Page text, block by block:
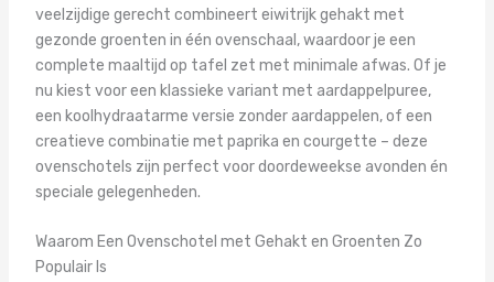
veelzijdige gerecht combineert eiwitrijk gehakt met
gezonde groenten in één ovenschaal, waardoor je een
complete maaltijd op tafel zet met minimale afwas. Of je
nu kiest voor een klassieke variant met aardappelpuree,
een koolhydraatarme versie zonder aardappelen, of een
creatieve combinatie met paprika en courgette – deze
ovenschotels zijn perfect voor doordeweekse avonden én
speciale gelegenheden.
Waarom Een Ovenschotel met Gehakt en Groenten Zo
Populair Is